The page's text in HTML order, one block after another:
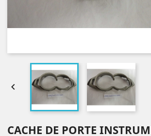

CACHE DE PORTE